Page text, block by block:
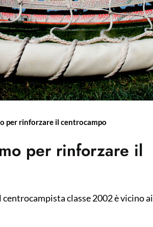
per rinforzare il centrocampo
per rinforzare il
classe 2002 è vicino ai